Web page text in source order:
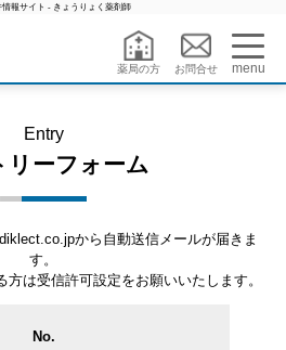
情報サイト - きょうりょく薬剤師
薬局の方 お問合せ menu
Entry
リーフォーム
から自動送信メールが届きま
す。
は受信許可設定をお願いいたします。
No.